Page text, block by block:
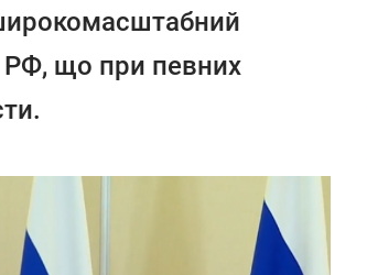
РФ, що при певних